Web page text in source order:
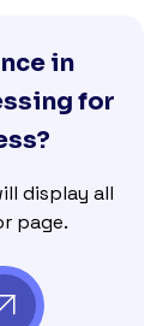
in
for
display all
page.